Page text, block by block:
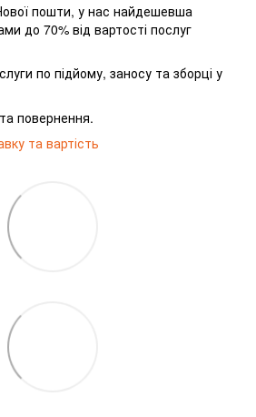
пошти, у нас найдешевша
до 70% від вартості послуг
по підйому, заносу та зборці у
повернення.
та вартість